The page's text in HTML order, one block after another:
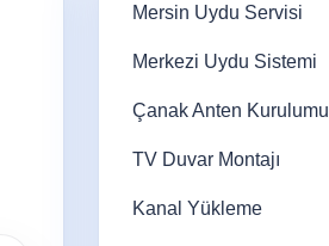
Mersin Uydu Servisi
Merkezi Uydu Sistemi
Çanak Anten Kurulumu
TV Duvar Montajı
Kanal Yükleme